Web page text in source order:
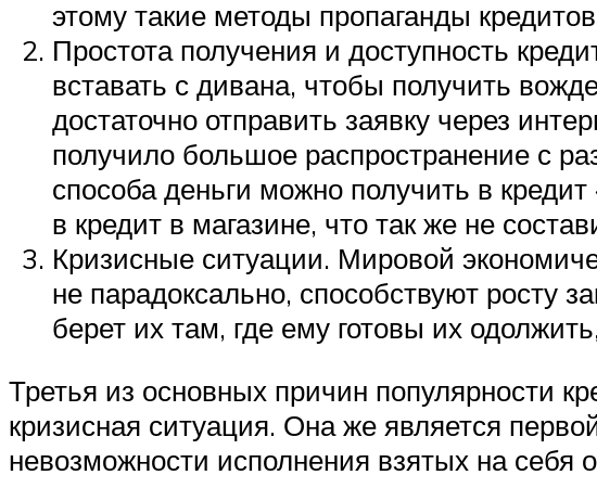
этому такие методы пропаганды
Простота получения и доступность
вставать с дивана, чтобы получить
достаточно отправить заявку через
получило большое распространение с
способа деньги можно получить в
в кредит в магазине, что так же не
Кризисные ситуации. Мировой
не парадоксально, способствуют росту
берет их там, где ему готовы их
Третья из основных причин популярности
кризисная ситуация. Она же является
невозможности исполнения взятых на себя